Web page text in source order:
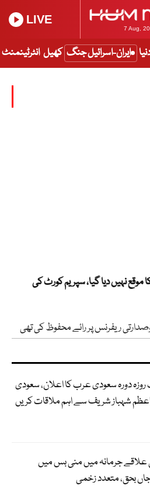
7 Aug,
LIVE
ایران-اسرائیل جنگ کھیل انٹرٹینمنٹ
موقع نہیں دیا گیا، سپریم کورٹ کی
دورہ سعودی عرب کا اعلان، سعودی
شہباز شریف سے اہم ملاقات کریں
جرمانہ میں منی بس میں